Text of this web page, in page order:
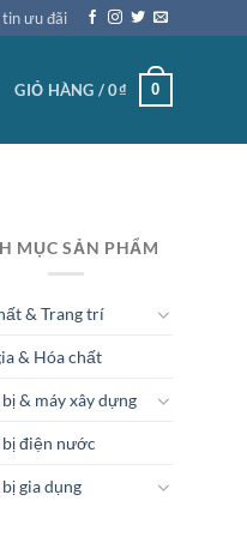
tin ưu đãi
GIỎ HÀNG /0₫ 0
MỤC SẢN PHẨM
& Trang trí
& Hóa chất
& máy xây dựng
điện nước
gia dụng